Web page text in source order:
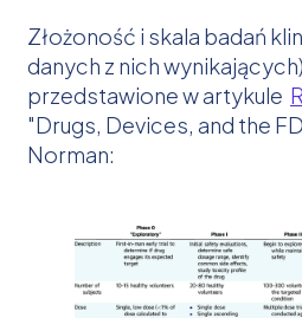
Złożoność i skala badań
danych z nich
przedstawione w artykule
"Drugs, Devices, and the
Norman: